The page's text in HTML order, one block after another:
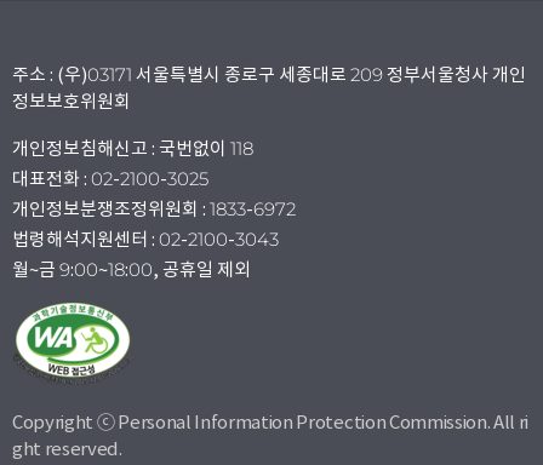
주소 : (우)03171 서울특별시 종로구 세종대로 209 정부서울청사 개인
정보보호위원회
개인정보침해신고 : 국번없이 118
대표전화 : 02-2100-3025
개인정보분쟁조정위원회 : 1833-6972
법령해석지원센터 : 02-2100-3043
월~금 9:00~18:00, 공휴일 제외
Copyright ⓒ Personal Information Protection Commission. All ri
ght reserved.